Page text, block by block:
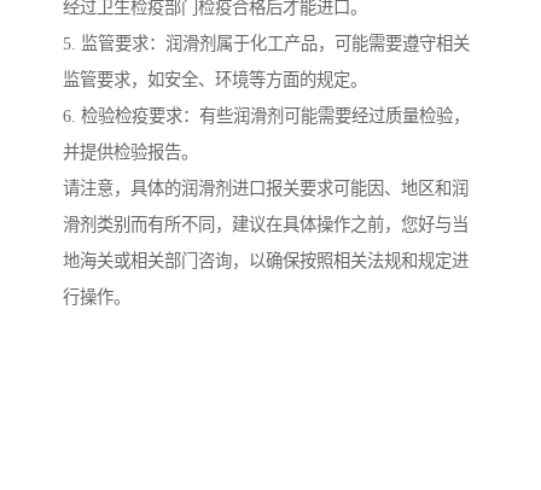
经过卫生检疫部门检疫合格后才能进口。
5. 监管要求：润滑剂属于化工产品，可能需要遵守相关
监管要求，如安全、环境等方面的规定。
6. 检验检疫要求：有些润滑剂可能需要经过质量检验，
并提供检验报告。
请注意，具体的润滑剂进口报关要求可能因、地区和润
滑剂类别而有所不同，建议在具体操作之前，您好与当
地海关或相关部门咨询，以确保按照相关法规和规定进
行操作。